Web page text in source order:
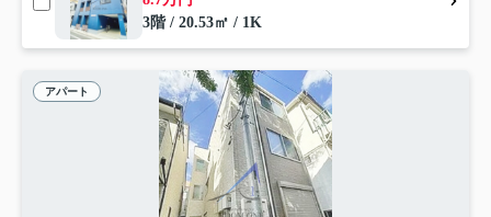
3階 / 20.53㎡ / 1K
アパート